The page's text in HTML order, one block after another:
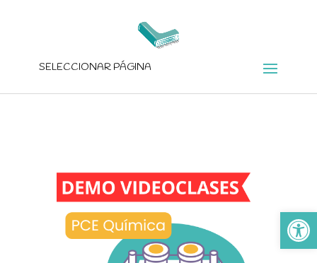
SELECCIONAR PÁGINA